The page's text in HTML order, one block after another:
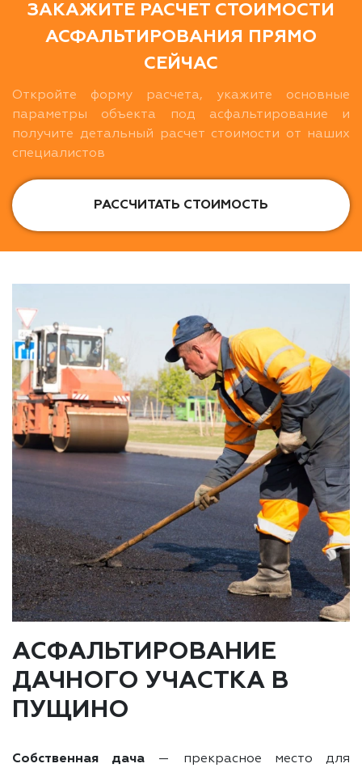
ЗАКАЖИТЕ РАСЧЕТ СТОИМОСТИ
АСФАЛЬТИРОВАНИЯ ПРЯМО
СЕЙЧАС
Откройте форму расчета, укажите основные
параметры объекта под асфальтирование и
получите детальный расчет стоимости от наших
специалистов
РАССЧИТАТЬ СТОИМОСТЬ
АСФАЛЬТИРОВАНИЕ
ДАЧНОГО УЧАСТКА В
ПУЩИНО
Собственная дача — прекрасное место для